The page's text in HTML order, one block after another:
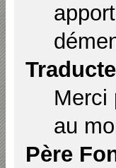
Merci
au
Père